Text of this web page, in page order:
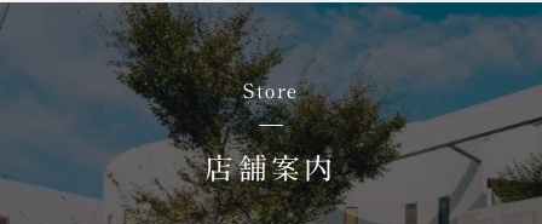
Store
店舗案内